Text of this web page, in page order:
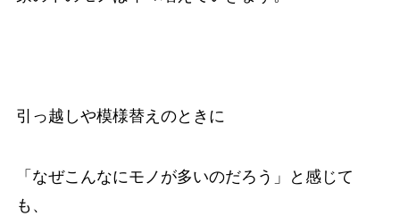
引っ越しや模様替えのときに
「なぜこんなにモノが多いのだろう」と感じて
も、